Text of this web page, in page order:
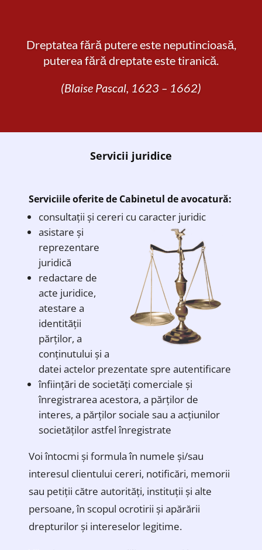
Dreptatea fără putere este neputincioasă,
puterea fără dreptate este tiranică.
(Blaise Pascal, 1623 – 1662)
Servicii juridice
Serviciile oferite de Cabinetul de avocatură:
consultații și cereri cu caracter juridic
asistare și
reprezentare
juridică
redactare de
acte juridice,
atestare a
identității
părților, a
conținutului și a
datei actelor prezentate spre autentificare
înființări de societăți comerciale și
înregistrarea acestora, a părților de
interes, a părților sociale sau a acțiunilor
societăților astfel înregistrate
Voi întocmi și formula în numele și/sau
interesul clientului cereri, notificări, memorii
sau petiții către autorități, instituții și alte
persoane, în scopul ocrotirii și apărării
drepturilor și intereselor legitime.